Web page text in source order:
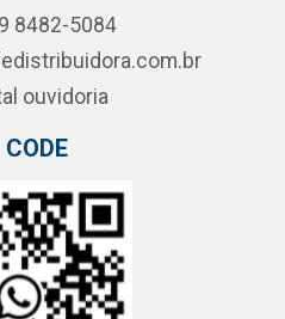
8482-5084
ouvidoria
CODE